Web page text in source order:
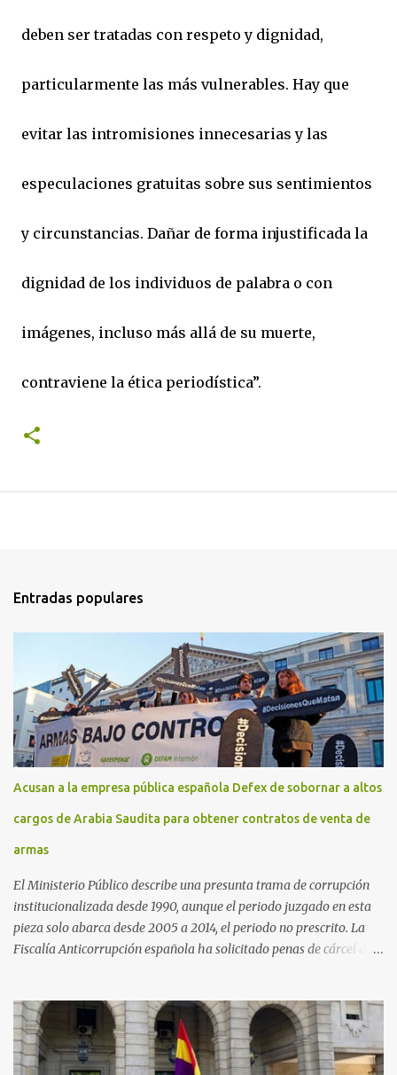
deben ser tratadas con respeto y dignidad,
particularmente las más vulnerables. Hay que
evitar las intromisiones innecesarias y las
especulaciones gratuitas sobre sus sentimientos
y circunstancias. Dañar de forma injustificada la
dignidad de los individuos de palabra o con
imágenes, incluso más allá de su muerte,
contraviene la ética periodística”.
Entradas populares
Acusan a la empresa pública española Defex de sobornar a altos
cargos de Arabia Saudita para obtener contratos de venta de
armas
El Ministerio Público describe una presunta trama de corrupción
institucionalizada desde 1990, aunque el periodo juzgado en esta
pieza solo abarca desde 2005 a 2014, el periodo no prescrito. La
Fiscalía Anticorrupción española ha solicitado penas de cárcel de
Arabia Saudita a través de la empresa pública española Defex,
disuelta. El fiscal Conrado Saiz describe en su escrito de
conclusiones cómo la empresa pública Defex pagó comisiones